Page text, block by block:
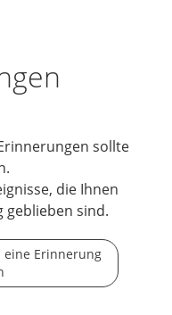
sollte
die Ihnen
geblieben sind.
eine Erinnerung